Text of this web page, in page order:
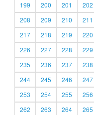
199
200 201 202
208
209 210 211
217
218 219 220
226
227 228 229
235
236 237 238
244
245 246 247
253
254 255 256
262
263 264 265